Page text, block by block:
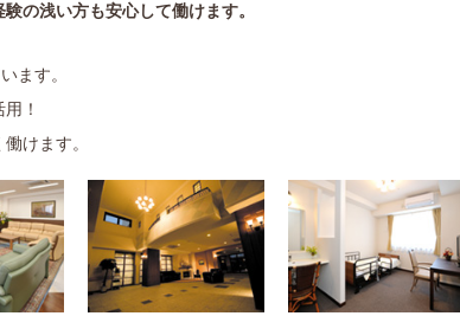
験の浅い方も安心して働けます。
ます。
！
けます。